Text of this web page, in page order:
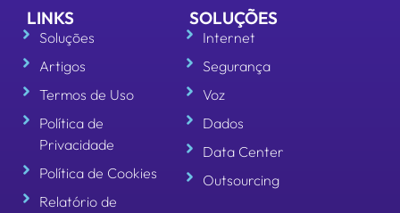
LINKS
Soluções
Artigos
Termos de Uso
Política de
Privacidade
Política de Cookies
Relatório de
SOLUÇÕES
Internet
Segurança
Voz
Dados
Data Center
Outsourcing